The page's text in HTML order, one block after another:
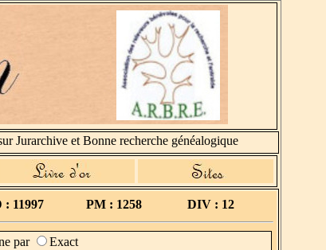
Jurarchive et Bonne recherche généalogique
: 11997 PM : 1258 DIV : 12
par
Exact